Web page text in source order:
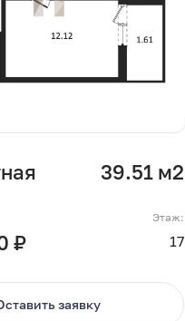
39.51 м2
₽
Этаж:
17
заявку